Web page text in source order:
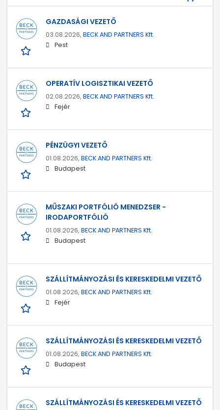
GAZDASÁGI VEZETŐ
03.08.2026, BECK AND PARTNERS Kft.
Pest
OPERATÍV LOGISZTIKAI VEZETŐ
02.08.2026, BECK AND PARTNERS Kft.
Fejér
PÉNZÜGYI VEZETŐ
01.08.2026, BECK AND PARTNERS Kft.
Budapest
MŰSZAKI PORTFÓLIÓ MENEDZSER -
IRODAPORTFÓLIÓ
01.08.2026, BECK AND PARTNERS Kft.
Budapest
SZÁLLÍTMÁNYOZÁSI ÉS KERESKEDELMI VEZETŐ
01.08.2026, BECK AND PARTNERS Kft.
Fejér
SZÁLLÍTMÁNYOZÁSI ÉS KERESKEDELMI VEZETŐ
01.08.2026, BECK AND PARTNERS Kft.
Budapest
SZÁLLÍTMÁNYOZÁSI ÉS KERESKEDELMI VEZETŐ